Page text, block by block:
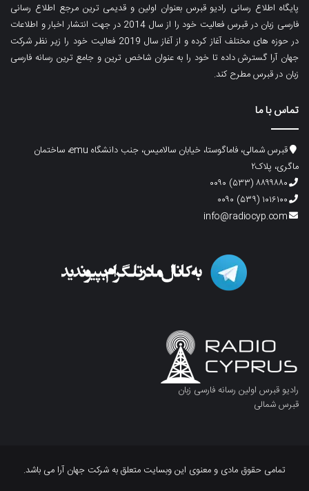
پایگاه اطلاع رسانی رادیو قبرس بعنوان اولین و قدیمی ترین مرجع اطلاع رسانی
فارسی زبان در قبرس فعالیت خود را از سال 2014 در جهت انتشار اخبار و اطلاعات
در حوزه های مختلف آغاز کرده و از آغاز سال 2019 فعالیت خود را زیر نظر شرکت
جهان آرا گسترش داده تا خود را به عنوان شاخص ترین و جامع ترین رسانه فارسی
زبان در قبرس مطرح کند.
تماس با ما
قبرس شمالی، فاماگوستا، خیابان سالامیس، جنب دانشگاه emu، ساختمان
ماگری، پلاک۲
۸۸۹۹۸۸۰ (۵۳۳) ۰۰۹۰
۱۰۱۶۱۰۰ (۵۳۹) ۰۰۹۰
info@radiocyp.com
رادیو قبرس اولین رسانه فارسی زبان
قبرس شمالی
تمامی حقوق مادی و معنوی این وبسایت متعلق به شرکت جهان آرا می باشد.